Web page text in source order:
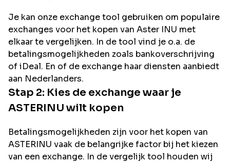
Je kan onze exchange tool gebruiken om populaire
exchanges voor het kopen van Aster INU met
elkaar te vergelijken. In de tool vind je o.a. de
betalingsmogelijkheden zoals bankoverschrijving
of iDeal. En of de exchange haar diensten aanbiedt
aan Nederlanders.
Stap 2: Kies de exchange waar je
ASTERINU wilt kopen
Betalingsmogelijkheden zijn voor het kopen van
ASTERINU vaak de belangrijke factor bij het kiezen
van een exchange. In de vergelijk tool houden wij